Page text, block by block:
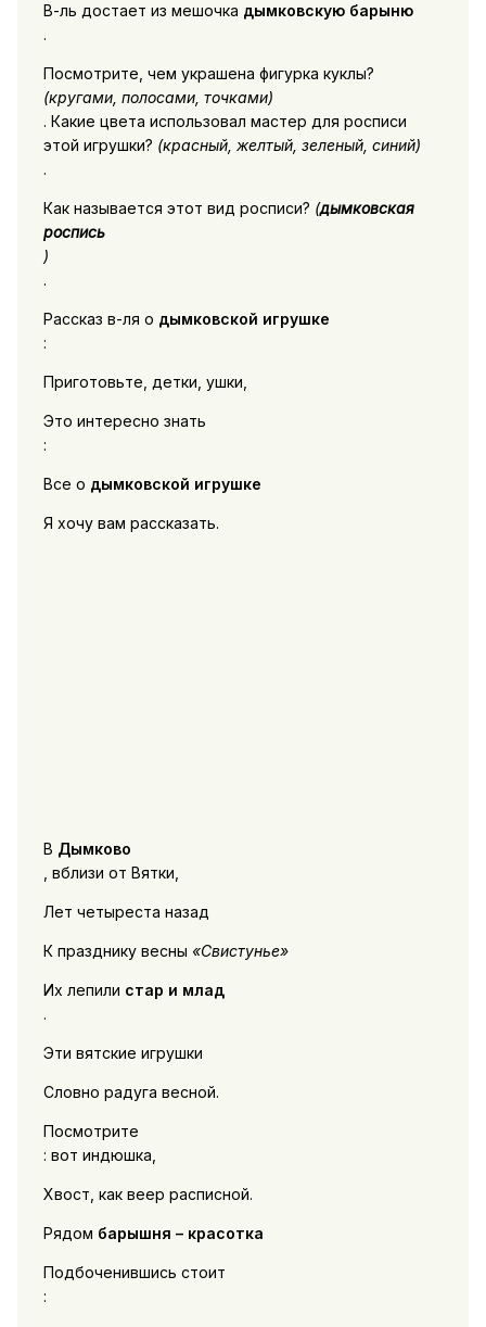
В-ль достает из мешочка дымковскую барыню
.
Посмотрите, чем украшена фигурка куклы?
(кругами, полосами, точками)
. Какие цвета использовал мастер для росписи
этой игрушки? (красный, желтый, зеленый, синий)
.
Как называется этот вид росписи? (дымковская
роспись
)
.
Рассказ в-ля о дымковской игрушке
:
Приготовьте, детки, ушки,
Это интересно знать
:
Все о дымковской игрушке
Я хочу вам рассказать.
В Дымково
, вблизи от Вятки,
Лет четыреста назад
К празднику весны «Свистунье»
Их лепили стар и млад
.
Эти вятские игрушки
Словно радуга весной.
Посмотрите
: вот индюшка,
Хвост, как веер расписной.
Рядом барышня – красотка
Подбоченившись стоит
: